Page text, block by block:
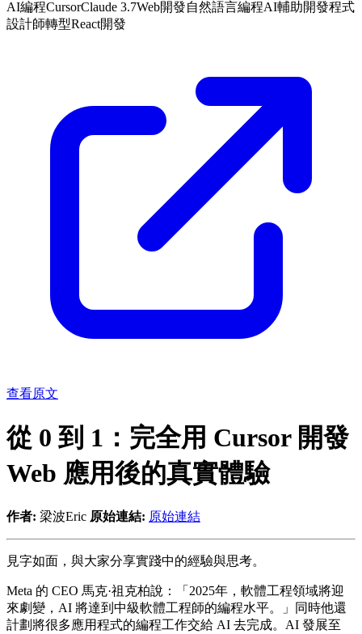
AI編程CursorClaude 3.7Web開發自然語言編程AI輔助開發程式
設計師轉型React開發
查看原文
從 0 到 1：完全用 Cursor 開發
Web 應用後的真實體驗
作者: 梁波Eric 原始連結: 原始連結
見字如面，與大家分享實踐中的經驗與思考。
Meta 的 CEO 馬克·祖克柏說：「2025年，軟體工程領域將迎
來劇變，AI 將達到中級軟體工程師的編程水平。」同時他還
計劃將很多應用程式的編程工作交給 AI 去完成。AI 發展至